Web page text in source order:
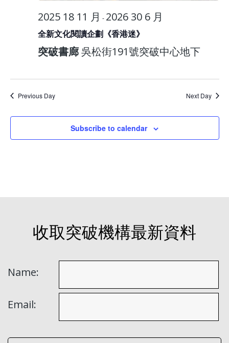
2025 18 11 月 - 2026 30 6 月
全新文化閱讀企劃《香港迷》
突破書廊吳松街191號突破中心地下
Previous Day Next Day
Subscribe to calendar
收取突破機構最新資料
Name:
Email: